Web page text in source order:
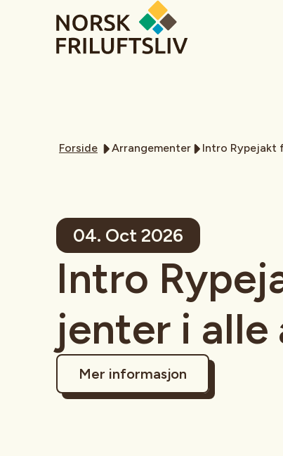
Forside Arrangementer Intro Rypejakt
04. Oct 2026
Intro
jenter i alle
Mer informasjon